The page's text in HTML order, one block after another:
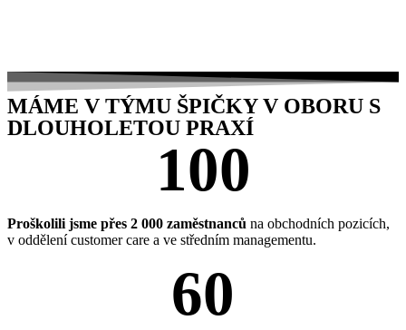
MÁME V TÝMU ŠPIČKY V OBORU S
DLOUHOLETOU PRAXÍ
100
Proškolili jsme přes 2 000 zaměstnanců na obchodních pozicích,
v oddělení customer care a ve středním managementu.
60